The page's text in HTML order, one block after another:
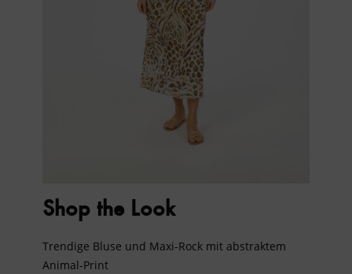
Shop the Look
Trendige Bluse und Maxi-Rock mit abstraktem
Animal-Print